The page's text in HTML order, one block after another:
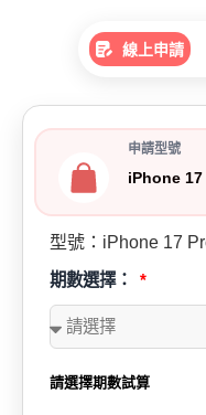
線上申請
申請型號
iPhone
型號：iPhone 17
期數選擇：
請選擇期數試算